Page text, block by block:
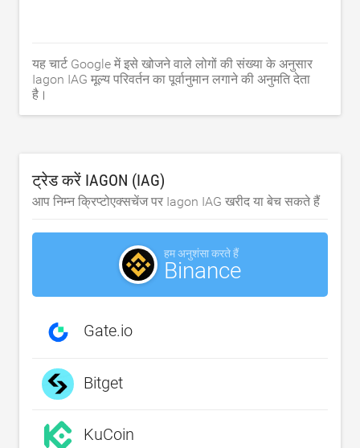
यह चार्ट Google में इसे खोजने वाले लोगों की संख्या के अनुसार
Iagon IAG मूल्य परिवर्तन का पूर्वानुमान लगाने की अनुमति देता
है।
ट्रेड करें IAGON (IAG)
आप निम्न क्रिप्टोएक्सचेंज पर Iagon IAG खरीद या बेच सकते हैं
हम अनुशंसा करते हैं
Binance
Gate.io
Bitget
KuCoin